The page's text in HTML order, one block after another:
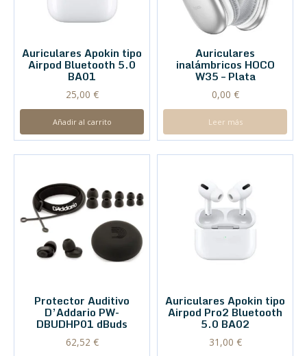
Auriculares Apokin tipo
Airpod Bluetooth 5.0
BA01
25,00 €
Añadir al carrito
Auriculares
inalámbricos HOCO
W35 – Plata
0,00 €
Leer más
Protector Auditivo
D’Addario PW-
DBUDHP01 dBuds
62,52 €
Auriculares Apokin tipo
Airpod Pro2 Bluetooth
5.0 BA02
31,00 €